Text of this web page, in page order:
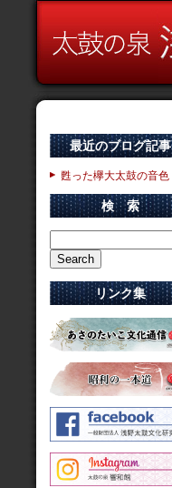
最近のブログ記事
甦った欅大太鼓の音色
検 索
リンク集